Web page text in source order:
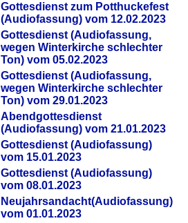
Gottesdienst zum Potthuckefest
(Audiofassung) vom 12.02.2023
Gottesdienst (Audiofassung,
wegen Winterkirche schlechter
Ton) vom 05.02.2023
Gottesdienst (Audiofassung,
wegen Winterkirche schlechter
Ton) vom 29.01.2023
Abendgottesdienst
(Audiofassung) vom 21.01.2023
Gottesdienst (Audiofassung)
vom 15.01.2023
Gottesdienst (Audiofassung)
vom 08.01.2023
Neujahrsandacht(Audiofassung)
vom 01.01.2023